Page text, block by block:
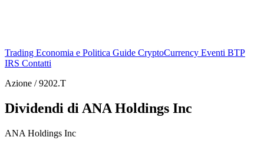
Trading Economia e Politica Guide CryptoCurrency Eventi BTP
IRS Contatti
Azione / 9202.T
Dividendi di ANA Holdings Inc
ANA Holdings Inc